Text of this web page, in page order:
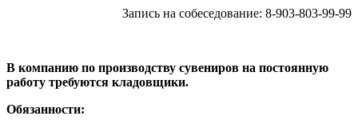
Запись на собеседование: 8-903-803-99-99
В компанию по производству сувениров на постоянную
работу требуются кладовщики.
Обязанности: